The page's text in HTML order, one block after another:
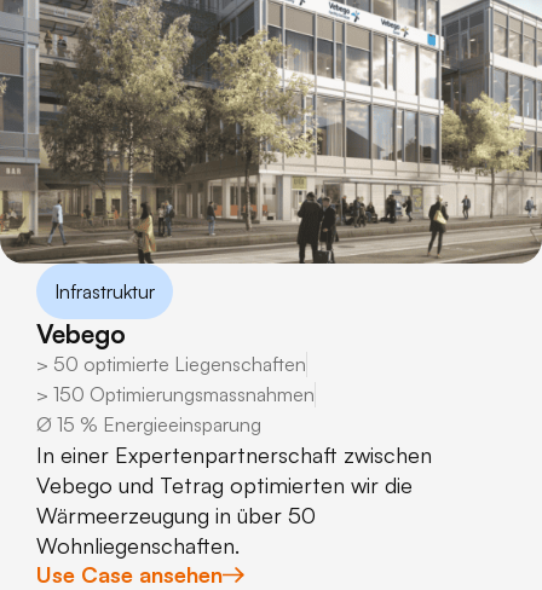
Infrastruktur
Vebego
> 50 optimierte Liegenschaften
> 150 Optimierungsmassnahmen
∅ 15 % Energieeinsparung
In einer Expertenpartnerschaft zwischen
Vebego und Tetrag optimierten wir die
Wärmeerzeugung in über 50
Wohnliegenschaften.
Use Case ansehen